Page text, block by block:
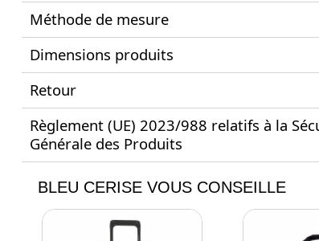
Méthode de mesure
Dimensions produits
Retour
Règlement (UE) 2023/988 relatifs à la
Générale des Produits
BLEU CERISE VOUS CONSEILLE